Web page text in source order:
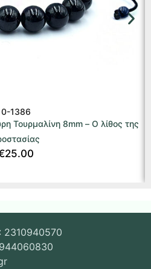
0-1386
Τουρμαλίνη 8mm – Ο λίθος της
25.00
2310940570